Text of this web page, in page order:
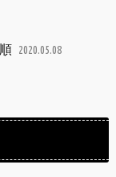
2020.05.08